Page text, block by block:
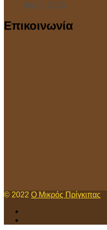
Ιούλ 7, 2025
Επικοινωνία
© 2022 Ο Μικρός Πρίγκιπας